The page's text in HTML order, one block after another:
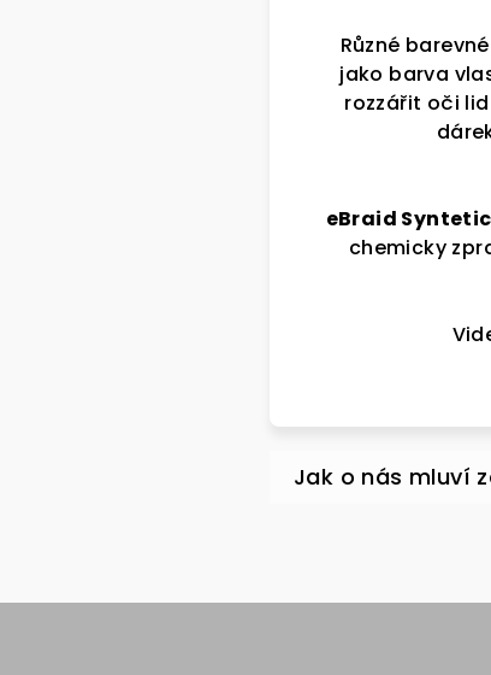
Různé
jako barva
rozzářit oči
eBraid
chemicky